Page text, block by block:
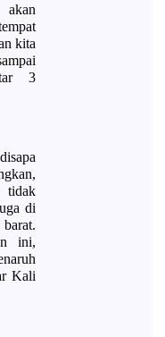
kita
3
tidak
di
ini,
Kali